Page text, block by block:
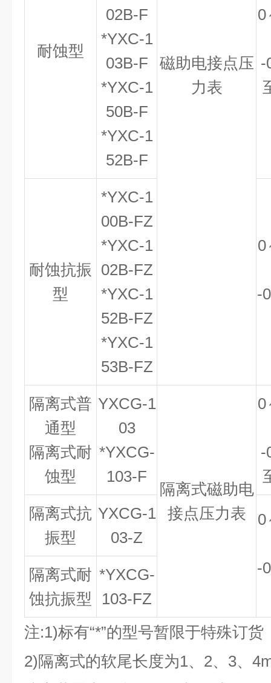
磁助电接点压
力表
耐蚀型
02B-F
*YXC-1
03B-F
*YXC-1
50B-F
*YXC-1
52B-F
0
-
耐蚀抗振
型
*YXC-1
00B-FZ
*YXC-1
02B-FZ
*YXC-1
52B-FZ
*YXC-1
53B-FZ
0
-
隔离式普
通型
隔离式耐
蚀型
YXCG-1
03
*YXCG-
103-F
隔离式磁助电
接点压力表
0
-
隔离式抗
振型
YXCG-1
03-Z
0
-
隔离式耐
蚀抗振型
*YXCG-
103-FZ
注:1)标有“*”的型号暂限于特殊订货
2)隔离式的软尾长度为1、2、3、